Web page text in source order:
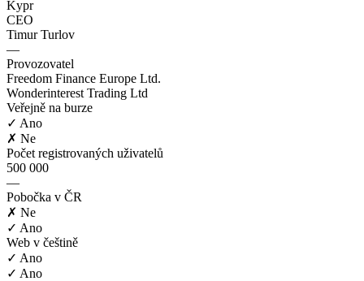
Kypr
CEO
Timur Turlov
—
Provozovatel
Freedom Finance Europe Ltd.
Wonderinterest Trading Ltd
Veřejně na burze
✓ Ano
✗ Ne
Počet registrovaných uživatelů
500 000
—
Pobočka v ČR
✗ Ne
✓ Ano
Web v češtině
✓ Ano
✓ Ano